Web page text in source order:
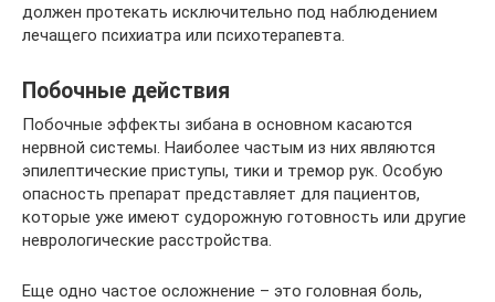
должен протекать исключительно под наблюдением
лечащего психиатра или психотерапевта.
Побочные действия
Побочные эффекты зибана в основном касаются
нервной системы. Наиболее частым из них являются
эпилептические приступы, тики и тремор рук. Особую
опасность препарат представляет для пациентов,
которые уже имеют судорожную готовность или другие
неврологические расстройства.
Еще одно частое осложнение – это головная боль,